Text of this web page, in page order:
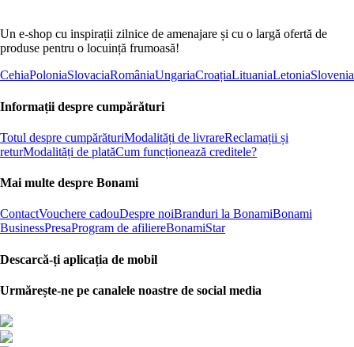
Un e-shop cu inspirații zilnice de amenajare și cu o largă ofertă de
produse pentru o locuință frumoasă!
CehiaPoloniaSlovaciaRomâniaUngariaCroațiaLituaniaLetoniaSlovenia
Informații despre cumpărături
Totul despre cumpărăturiModalități de livrareReclamații și
returModalități de platăCum funcționează creditele?
Mai multe despre Bonami
ContactVouchere cadouDespre noiBranduri la BonamiBonami
BusinessPresaProgram de afiliereBonamiStar
Descarcă-ți aplicația de mobil
Urmărește-ne pe canalele noastre de social media